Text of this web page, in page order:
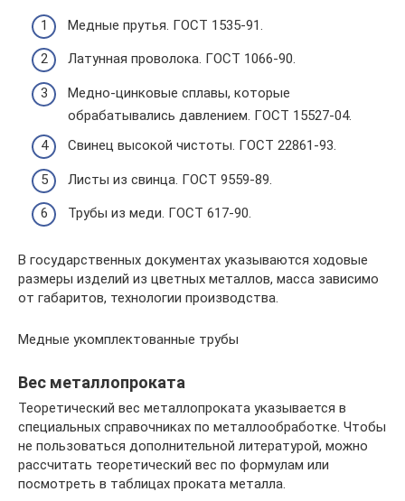
Медные прутья. ГОСТ 1535-91.
Латунная проволока. ГОСТ 1066-90.
Медно-цинковые сплавы, которые
обрабатывались давлением. ГОСТ 15527-04.
Свинец высокой чистоты. ГОСТ 22861-93.
Листы из свинца. ГОСТ 9559-89.
Трубы из меди. ГОСТ 617-90.
В государственных документах указываются ходовые
размеры изделий из цветных металлов, масса зависимо
от габаритов, технологии производства.
Медные укомплектованные трубы
Вес металлопроката
Теоретический вес металлопроката указывается в
специальных справочниках по металлообработке. Чтобы
не пользоваться дополнительной литературой, можно
рассчитать теоретический вес по формулам или
посмотреть в таблицах проката металла.